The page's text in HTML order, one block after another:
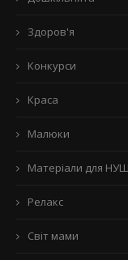
Здоров'я
Конкурси
Краса
Малюки
Матеріали для НУШ
Релакс
Світ мами